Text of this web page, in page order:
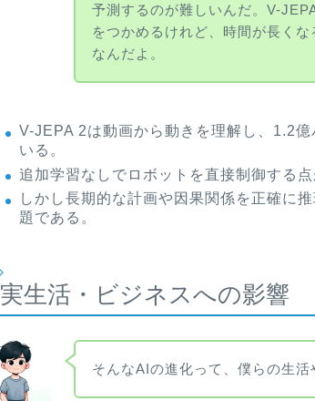
予測するのが難しいんだ。V-
をつかめるけれど、時間が長く
なんだよ。
V-JEPA 2は動画から動きを理解し、1.2
いる。
追加学習なしでロボットを直接制御する点
しかし長期的な計画や因果関係を正確に
題である。
実生活・ビジネスへの影響
そんなAIの進化って、僕らの生活